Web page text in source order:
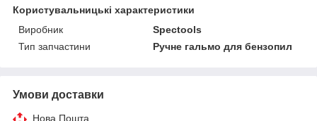
Користувальницькі характеристики
Виробник
Spectools
Тип запчастини
Ручне гальмо для бензопил
Умови доставки
Нова Пошта